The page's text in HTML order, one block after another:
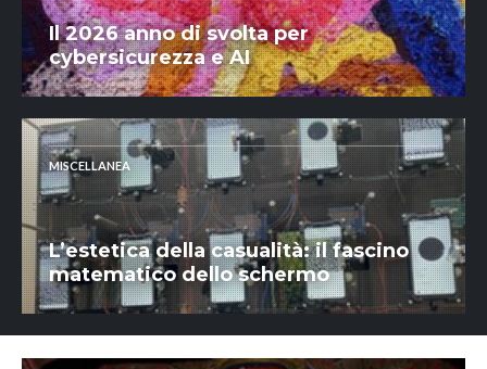
Il 2026 anno di svolta per
cybersicurezza e AI
MISCELLANEA
L’estetica della casualità: il fascino
matematico dello schermo